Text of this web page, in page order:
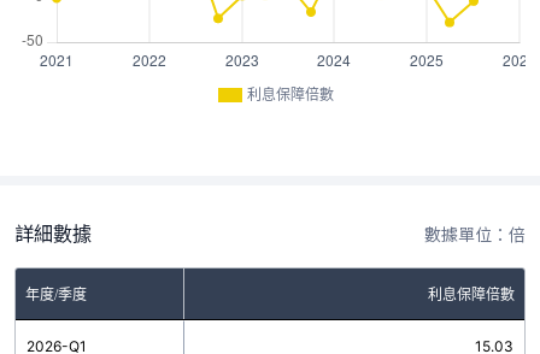
利息保障倍數
詳細數據 數據單位：倍
年度/季度 利息保障倍數
2026-Q1 15.03